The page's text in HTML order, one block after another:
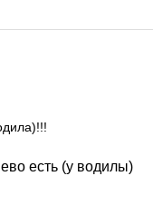
есть (у водилы)